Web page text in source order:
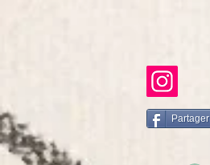
Partager